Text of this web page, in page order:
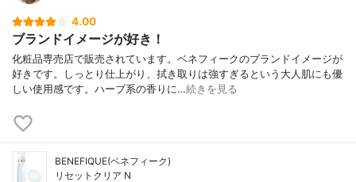
4.00
ブランドイメージが好き！
化粧品専売店で販売されています。ベネフィークのブランドイメージが
好きです。しっとり仕上がり、拭き取りは強すぎるという大人肌にも優
しい使用感です。ハーブ系の香りに…続きを見る
BENEFIQUE(ベネフィーク)
リセットクリア N